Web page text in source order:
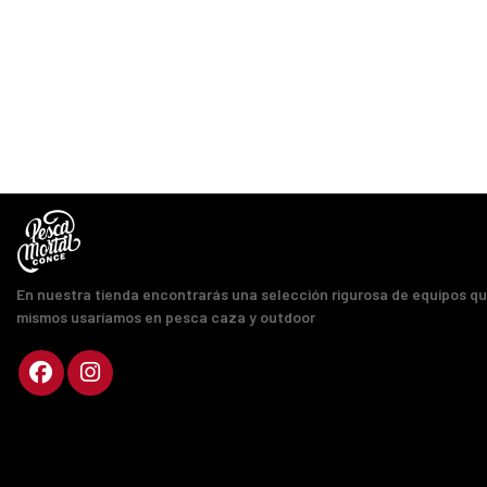
En nuestra tienda encontrarás una selección rigurosa de equipos
mismos usaríamos en pesca caza y outdoor